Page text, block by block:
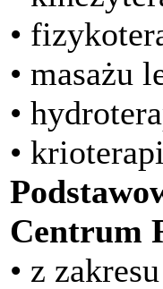
•
• masażu
•
•
Centrum
• z